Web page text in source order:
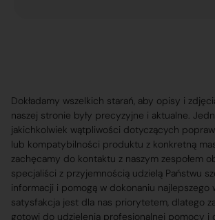
Dokładamy wszelkich starań, aby opisy i
naszej stronie były precyzyjne i aktualne.
jakichkolwiek wątpliwości dotyczących
lub kompatybilności produktu z konkretną
zachęcamy do kontaktu z naszym zespołem
specjaliści z przyjemnością udzielą Państwu
informacji i pomogą w dokonaniu najlepszego
satysfakcja jest dla nas priorytetem, dlatego
gotowi do udzielenia profesjonalnej pomocy i